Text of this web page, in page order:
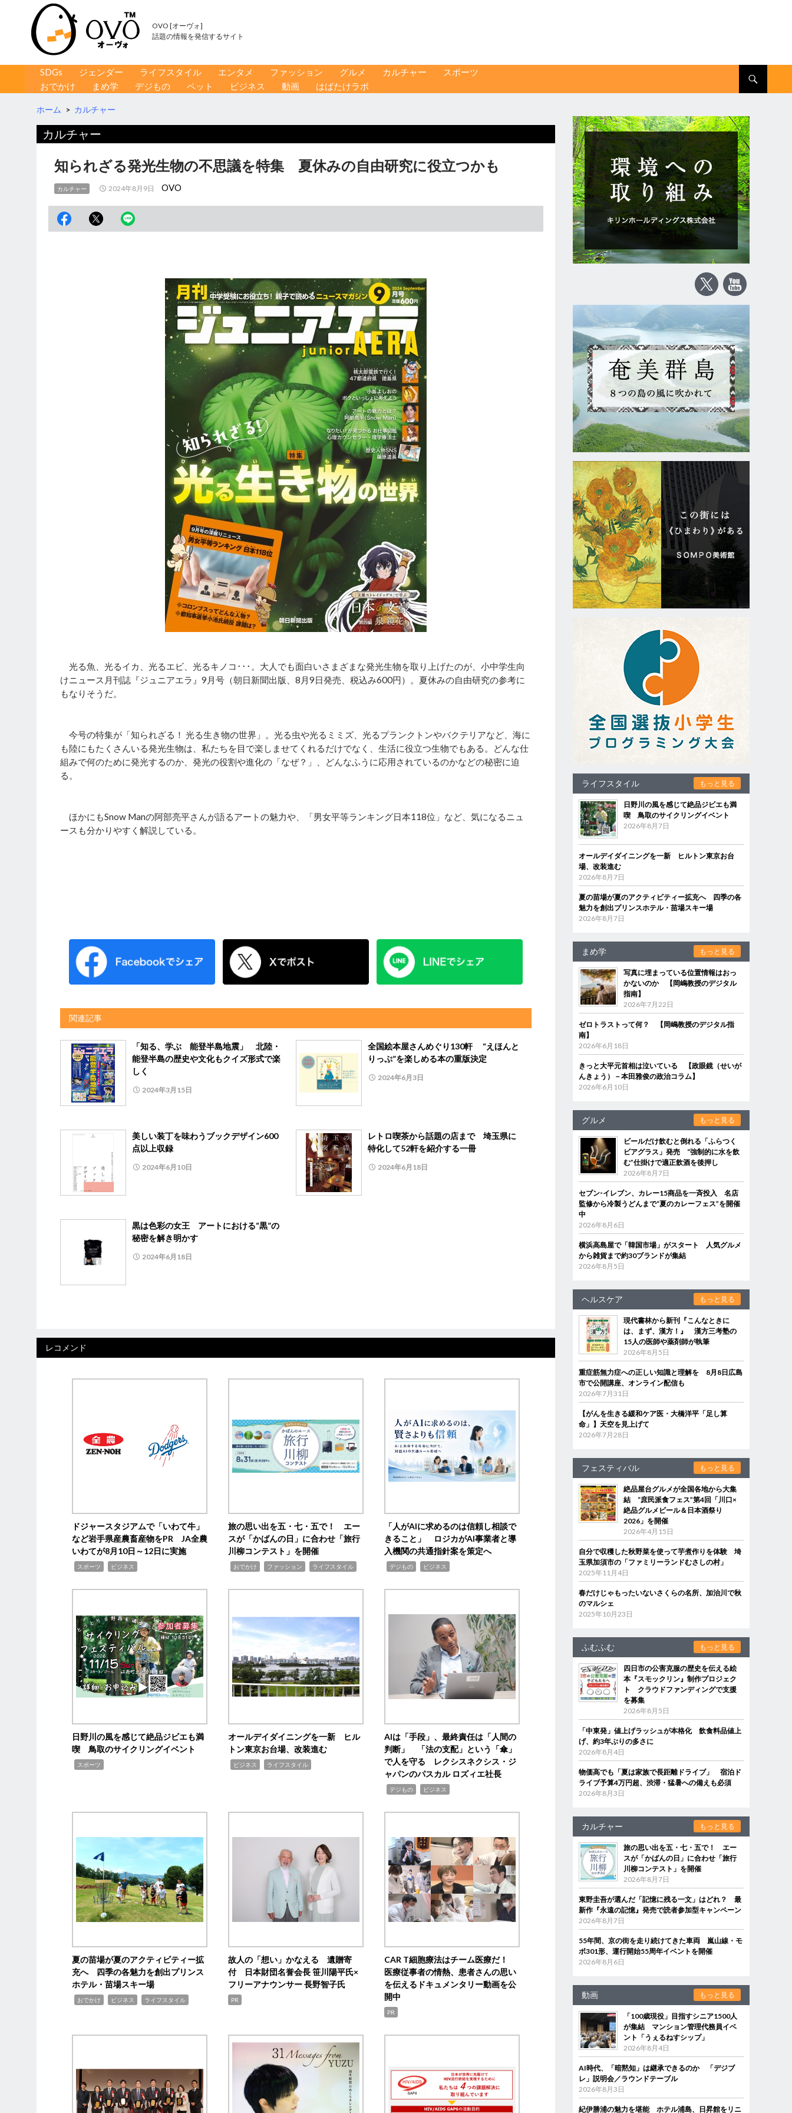
OVO [オーヴォ]
話題の情報を発信するサイト
コンテンツへ移動
SDGs ジェンダー ライフスタイル エンタメ ファッション グルメ カルチャー
スポーツ
おでかけ
まめ学 デジもの ペット ビジネス 動画 はばたけラボ
ホーム > カルチャー
カルチャー
知られざる発光生物の不思議を特集 夏休みの自由研究に役立つかも
カルチャー 2024年8月9日 OVO
光る魚、光るイカ、光るエビ、光るキノコ･･･。大人でも面白いさまざまな発光生物を取り上げたのが、小中学生向
けニュース月刊誌『ジュニアエラ』9月号（朝日新聞出版、8月9日発売、税込み600円）。夏休みの自由研究の参考に
もなりそうだ。
今号の特集が「知られざる！ 光る生き物の世界」。光る虫や光るミミズ、光るプランクトンやバクテリアなど、海に
も陸にもたくさんいる発光生物は、私たちを目で楽しませてくれるだけでなく、生活に役立つ生物でもある。どんな仕
組みで何のために発光するのか、発光の役割や進化の「なぜ？」、どんなふうに応用されているのかなどの秘密に迫
る。
ほかにもSnow Manの阿部亮平さんが語るアートの魅力や、「男女平等ランキング日本118位」など、気になるニュ
ースも分かりやすく解説している。
関連記事
「知る、学ぶ 能登半島地震」 北陸・
能登半島の歴史や文化もクイズ形式で楽
しく
2024年3月15日
全国絵本屋さんめぐり130軒 “えほんと
りっぷ”を楽しめる本の重版決定
2024年6月3日
美しい装丁を味わうブックデザイン600
点以上収録
2024年6月10日
レトロ喫茶から話題の店まで 埼玉県に
特化して52軒を紹介する一冊
2024年6月18日
黒は色彩の女王 アートにおける“黒”の
秘密を解き明かす
2024年6月18日
レコメンド
ドジャースタジアムで「いわて牛」
など岩手県産農畜産物をPR JA全農
いわてが8月10日～12日に実施
スポーツ ビジネス
旅の思い出を五・七・五で！ エー
スが「かばんの日」に合わせ「旅行
川柳コンテスト」を開催
おでかけ ファッション ライフスタイル
「人がAIに求めるのは信頼し相談で
きること」 ロジカがAI事業者と導
入機関の共通指針案を策定へ
デジもの ビジネス
日野川の風を感じて絶品ジビエも満
喫 鳥取のサイクリングイベント
スポーツ
オールデイダイニングを一新 ヒル
トン東京お台場、改装進む
ビジネス ライフスタイル
AIは「手段」、最終責任は「人間の
判断」 「法の支配」という「傘」
で人を守る レクシスネクシス・ジ
ャパンのパスカル ロズィエ社長
デジもの ビジネス
夏の苗場が夏のアクティビティー拡
充へ 四季の各魅力を創出プリンス
ホテル・苗場スキー場
おでかけ ビジネス ライフスタイル
故人の「想い」かなえる 遺贈寄
付 日本財団名誉会長 笹川陽平氏×
フリーアナウンサー 長野智子氏
PR
CAR T細胞療法はチーム医療だ！
医療従事者の情熱、患者さんの思い
を伝えるドキュメンタリー動画を公
開中
PR
ライフスタイル もっと見る
日野川の風を感じて絶品ジビエも満
喫 鳥取のサイクリングイベント
2026年8月7日
オールデイダイニングを一新 ヒルトン東京お台
場、改装進む
2026年8月7日
夏の苗場が夏のアクティビティー拡充へ 四季の各
魅力を創出プリンスホテル・苗場スキー場
2026年8月7日
まめ学 もっと見る
写真に埋まっている位置情報はおっ
かないのか 【岡嶋教授のデジタル
指南】
2026年7月22日
ゼロトラストって何？ 【岡嶋教授のデジタル指
南】
2026年6月18日
きっと大平元首相は泣いている 【政眼鏡（せいが
んきょう）－本田雅俊の政治コラム】
2026年6月10日
グルメ もっと見る
ビールだけ飲むと倒れる「ふらつく
ビアグラス」発売 “強制的に水を飲
む”仕掛けで適正飲酒を後押し
2026年8月7日
セブン‐イレブン、カレー15商品を一斉投入 名店
監修から冷製うどんまで“夏のカレーフェス”を開催
中
2026年8月6日
横浜高島屋で「韓国市場」がスタート 人気グルメ
から雑貨まで約30ブランドが集結
2026年8月5日
ヘルスケア もっと見る
現代書林から新刊『こんなときに
は、まず、漢方！』 漢方三考塾の
15人の医師や薬剤師が執筆
2026年8月5日
重症筋無力症への正しい知識と理解を 8月8日広島
市で公開講座、オンライン配信も
2026年7月31日
【がんを生きる緩和ケア医・大橋洋平「足し算
命」】天空を見上げて
2026年7月28日
フェスティバル もっと見る
絶品屋台グルメが全国各地から大集
結 “庶民派食フェス”第4回「川口×
絶品グルメビール＆日本酒祭り
2026」を開催
2026年4月15日
自分で収穫した秋野菜を使って芋煮作りを体験 埼
玉県加須市の「ファミリーランドむさしの村」
2025年11月4日
春だけじゃもったいないさくらの名所、加治川で秋
のマルシェ
2025年10月23日
ふむふむ もっと見る
四日市の公害克服の歴史を伝える絵
本『スモックリン』制作プロジェク
ト クラウドファンディングで支援
を募集
2026年8月5日
「中東発」値上げラッシュが本格化 飲食料品値上
げ、約3年ぶりの多さに
2026年8月4日
物価高でも「夏は家族で長距離ドライブ」 宿泊ド
ライブ予算4万円超、渋滞・猛暑への備えも必須
2026年8月3日
カルチャー もっと見る
旅の思い出を五・七・五で！ エー
スが「かばんの日」に合わせ「旅行
川柳コンテスト」を開催
2026年8月7日
東野圭吾が選んだ「記憶に残る一文」はどれ？ 最
新作『永遠の記憶』発売で読者参加型キャンペーン
2026年8月7日
55年間、京の街を走り続けてきた車両 嵐山線・モ
ボ301形、運行開始55周年イベントを開催
2026年8月6日
動画 もっと見る
「100歳現役」目指すシニア1500人
が集結 マンション管理代務員イベ
ント「うぇるねすシップ」
2026年8月4日
AI時代、「暗黙知」は継承できるのか 「デジブ
レ」説明会／ラウンドテーブル
2026年8月3日
紀伊勝浦の魅力を堪能 ホテル浦島、日昇館をリニ